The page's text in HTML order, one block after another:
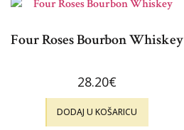
Four Roses Bourbon Whiskey
28.20€
DODAJ U KOŠARICU